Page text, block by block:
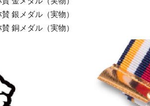
銀メダル（実物）
銅メダル（実物）